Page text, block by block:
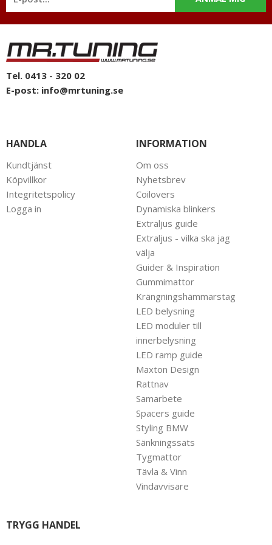
telefon: 0413-32002. Ni når oss även via
Tel. 0413 - 320 02
E-post: info@mrtuning.se
HANDLA
Kundtjänst
Köpvillkor
Integritetspolicy
Logga in
INFORMATION
Om oss
Nyhetsbrev
Coilovers
Dynamiska blinkers
Extraljus guide
Extraljus - vilka ska jag
välja
Guider & Inspiration
Gummimattor
Krängningshämmarstag
LED belysning
LED moduler till
innerbelysning
LED ramp guide
Maxton Design
Rattnav
Samarbete
Spacers guide
Styling BMW
Sänkningssats
Tygmattor
Tävla & Vinn
Vindavvisare
TRYGG HANDEL